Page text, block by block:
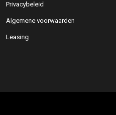
Privacybeleid
Algemene voorwaarden
Leasing